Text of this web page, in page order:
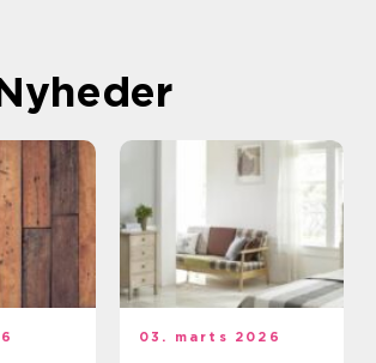
03. marts 2026